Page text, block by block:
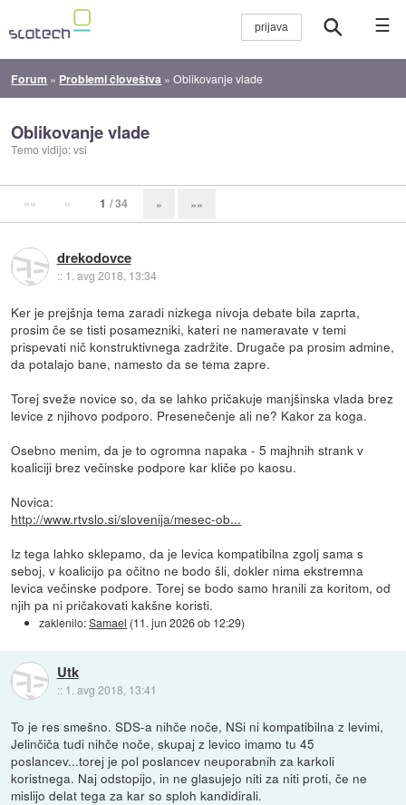
☰
Forum » Problemi človeštva »Oblikovanje vlade
Oblikovanje vlade
Temo vidijo: vsi
«« « 1 / 34 » »»
drekodovce
:: 1. avg 2018, 13:34
Ker je prejšnja tema zaradi nizkega nivoja debate bila zaprta,
prosim če se tisti posamezniki, kateri ne nameravate v temi
prispevati nič konstruktivnega zadržite. Drugače pa prosim admine,
da potalajo bane, namesto da se tema zapre.
Torej sveže novice so, da se lahko pričakuje manjšinska vlada brez
levice z njihovo podporo. Presenečenje ali ne? Kakor za koga.
Osebno menim, da je to ogromna napaka - 5 majhnih strank v
koaliciji brez večinske podpore kar kliče po kaosu.
Novica:
http://www.rtvslo.si/slovenija/mesec-ob...
Iz tega lahko sklepamo, da je levica kompatibilna zgolj sama s
seboj, v koalicijo pa očitno ne bodo šli, dokler nima ekstremna
levica večinske podpore. Torej se bodo samo hranili za koritom, od
njih pa ni pričakovati kakšne koristi.
zaklenilo:Samael (11. jun 2026 ob 12:29)
Utk
:: 1. avg 2018, 13:41
To je res smešno. SDS-a nihče noče, NSi ni kompatibilna z levimi,
Jelinčiča tudi nihče noče, skupaj z levico imamo tu 45
poslancev...torej je pol poslancev neuporabnih za karkoli
koristnega. Naj odstopijo, in ne glasujejo niti za niti proti, če ne
mislijo delat tega za kar so sploh kandidirali.